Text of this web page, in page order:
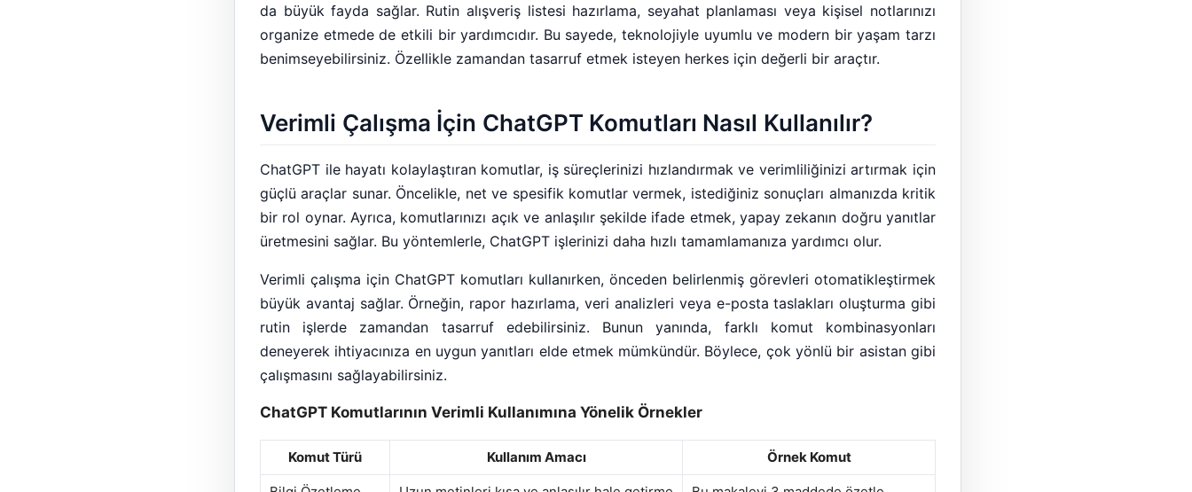
da büyük fayda sağlar. Rutin alışveriş listesi hazırlama, seyahat planlaması veya kişisel notlarınızı
organize etmede de etkili bir yardımcıdır. Bu sayede, teknolojiyle uyumlu ve modern bir yaşam tarzı
benimseyebilirsiniz. Özellikle zamandan tasarruf etmek isteyen herkes için değerli bir araçtır.
Verimli Çalışma İçin ChatGPT Komutları Nasıl Kullanılır?
ChatGPT ile hayatı kolaylaştıran komutlar, iş süreçlerinizi hızlandırmak ve verimliliğinizi artırmak için
güçlü araçlar sunar. Öncelikle, net ve spesifik komutlar vermek, istediğiniz sonuçları almanızda kritik
bir rol oynar. Ayrıca, komutlarınızı açık ve anlaşılır şekilde ifade etmek, yapay zekanın doğru yanıtlar
üretmesini sağlar. Bu yöntemlerle, ChatGPT işlerinizi daha hızlı tamamlamanıza yardımcı olur.
Verimli çalışma için ChatGPT komutları kullanırken, önceden belirlenmiş görevleri otomatikleştirmek
büyük avantaj sağlar. Örneğin, rapor hazırlama, veri analizleri veya e-posta taslakları oluşturma gibi
rutin işlerde zamandan tasarruf edebilirsiniz. Bunun yanında, farklı komut kombinasyonları
deneyerek ihtiyacınıza en uygun yanıtları elde etmek mümkündür. Böylece, çok yönlü bir asistan gibi
çalışmasını sağlayabilirsiniz.
ChatGPT Komutlarının Verimli Kullanımına Yönelik Örnekler
Komut Türü Kullanım Amacı Örnek Komut